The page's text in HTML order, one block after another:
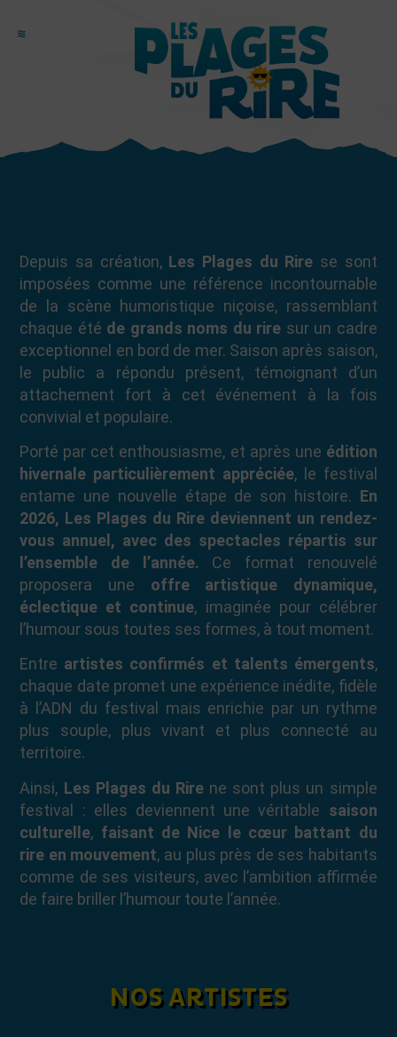
Depuis sa création, Les Plages du Rire se sont
imposées comme une référence incontournable
de la scène humoristique niçoise, rassemblant
chaque été de grands noms du rire sur un cadre
exceptionnel en bord de mer. Saison après saison,
le public a répondu présent, témoignant d’un
attachement fort à cet événement à la fois
convivial et populaire.
Porté par cet enthousiasme, et après une édition
hivernale particulièrement appréciée, le festival
entame une nouvelle étape de son histoire. En
2026, Les Plages du Rire deviennent un rendez-
vous annuel, avec des spectacles répartis sur
l’ensemble de l’année. Ce format renouvelé
proposera une offre artistique dynamique,
éclectique et continue, imaginée pour célébrer
l’humour sous toutes ses formes, à tout moment.
Entre artistes confirmés et talents émergents,
chaque date promet une expérience inédite, fidèle
à l’ADN du festival mais enrichie par un rythme
plus souple, plus vivant et plus connecté au
territoire.
Ainsi, Les Plages du Rirene sont plus un simple
festival : elles deviennent une véritable saison
culturelle, faisant de Nice le cœur battant du
rire en mouvement, au plus près de ses habitants
comme de ses visiteurs, avec l’ambition affirmée
de faire briller l’humour toute l’année.
NOS ARTISTES